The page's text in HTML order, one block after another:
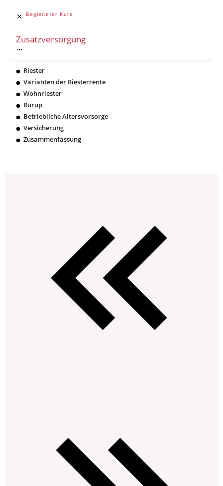
Begleiteter Kurs
Zusatzversorgung
Riester
Varianten der Riesterrente
Wohnriester
Rürup
Betriebliche Altersvorsorge
Versicherung
Zusammenfassung